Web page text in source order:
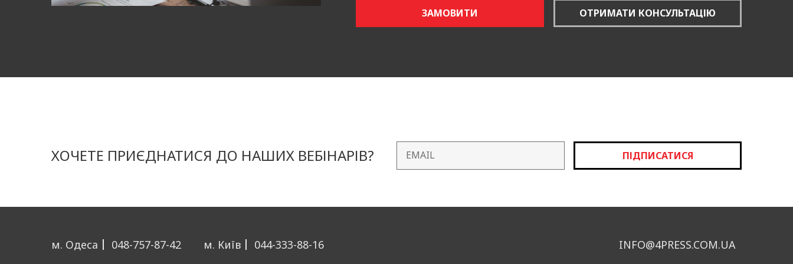
товарів. Ми надаємо інформацію про тренди та вподобання покупців, що дозволяє вам швидко
Карточка товару — це обличчя вашого продукту на маркетплейсах, власному сайті та інших
вам створити ефективні карточки товарів, які збільшать конверсію і покращать позиції вашого сайту
в пошукових системах. Ми враховуємо всі аспекти, від дизайну карточки товару до її змісту, щоб
ЗАМОВИТИ ОТРИМАТИ КОНСУЛЬТАЦІЮ
ХОЧЕТЕ ПРИЄДНАТИСЯ ДО НАШИХ ВЕБІНАРІВ? ПІДПИСАТИСЯ
м. Одеса 048-757-87-42 м. Київ 044-333-88-16 INFO@4PRESS.COM.UA